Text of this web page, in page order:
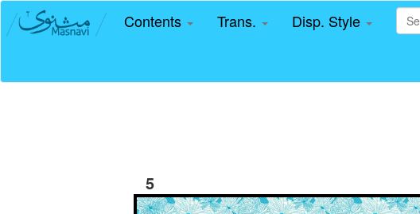
Contents Trans. Disp. Style
5